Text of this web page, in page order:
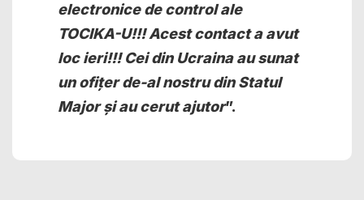
electronice de control ale
TOCIKA-U!!! Acest contact a avut
loc ieri!!! Cei din Ucraina au sunat
un ofițer de-al nostru din Statul
Major și au cerut ajutor”.